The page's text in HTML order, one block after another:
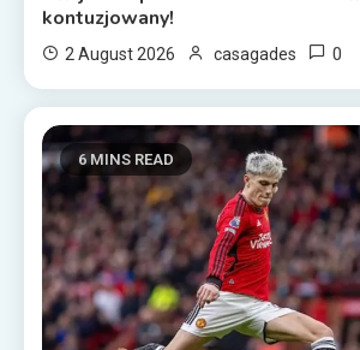
kontuzjowany!
2 August 2026 casagades 0
6 MINS READ